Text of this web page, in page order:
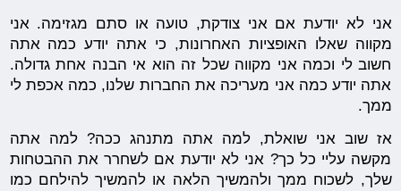
אני לא יודעת אם אני צודקת, טועה או סתם מגזימה. אני
מקווה שאלו האופציות האחרונות, כי אתה יודע כמה אתה
חשוב לי וכמה אני מקווה שכל זה הוא אי הבנה אחת גדולה.
אתה יודע כמה אני מעריכה את החברות שלנו, כמה אכפת לי
ממך.
אז שוב אני שואלת, למה אתה מתנהג ככה? למה אתה
מקשה עליי כל כך? אני לא יודעת אם לשחרר את ההבטחות
שלך, לשכוח ממך ולהמשיך הלאה או להמשיך להילחם כמו